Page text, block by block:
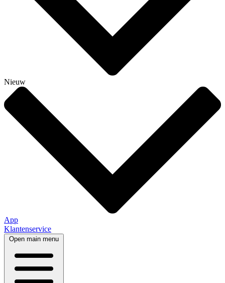
Nieuw
App
Klantenservice
Open main menu